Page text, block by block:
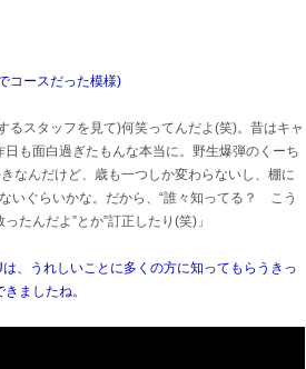
コースだった模様)
スタッフを見て)何笑ってんだよ(笑)。昔はキャ
も面白過ぎたもんな本当に。野生爆弾のくーち
なんだけど、歳も一つしか変わらないし、棚に
いぐらいかな。だから、“誰々知ってる？ こう
たんだよ”とか”訂正したり(笑)」
、うれしいことに多くの方に知ってもらうきっ
ましたね。